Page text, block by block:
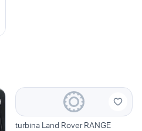
turbina Land Rover RANGE